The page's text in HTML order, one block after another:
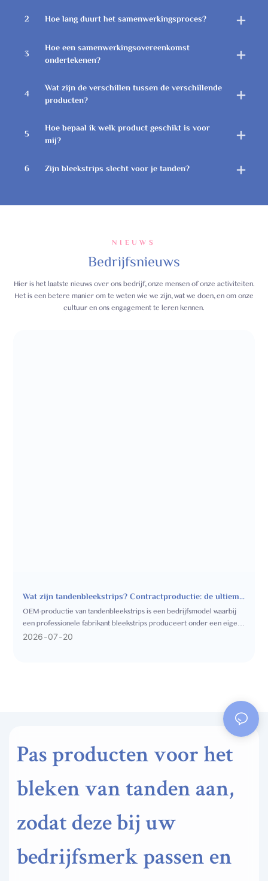
Plaats van herkomst:
Levertijd: 3-30 werkdagen
Plaats van herkomst:
Levertijd: 3-30 werkdagen
2 Hoe lang duurt het samenwerkingsproces?
3
Hoe een samenwerkingsovereenkomst
ondertekenen?
4
Wat zijn de verschillen tussen de verschillende
producten?
5
Hoe bepaal ik welk product geschikt is voor
mij?
6 Zijn bleekstrips slecht voor je tanden?
NIEUWS
Bedrijfsnieuws
Hier is het laatste nieuws over ons bedrijf, onze mensen of onze activiteiten.
Het is een betere manier om te weten wie we zijn, wat we doen, en om onze
cultuur en ons engagement te leren kennen.
Wat zijn tandenbleekstrips? Contractproductie: de ultieme
gids voor startups.
OEM-productie van tandenbleekstrips is een bedrijfsmodel waarbij
een professionele fabrikant bleekstrips produceert onder een eigen
merknaam.
2026 07 20
Pas producten voor het
bleken van tanden aan,
zodat deze bij uw
bedrijfsmerk passen en